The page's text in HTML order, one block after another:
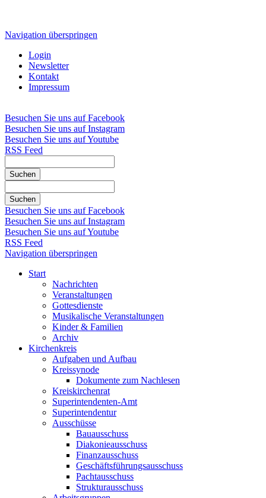
Navigation überspringen
Login
Newsletter
Kontakt
Impressum
Besuchen Sie uns auf Facebook
Besuchen Sie uns auf Instagram
Besuchen Sie uns auf Youtube
RSS Feed
Suchen
Suchen
Besuchen Sie uns auf Facebook
Besuchen Sie uns auf Instagram
Besuchen Sie uns auf Youtube
RSS Feed
Navigation überspringen
Start
Nachrichten
Veranstaltungen
Gottesdienste
Musikalische Veranstaltungen
Kinder & Familien
Archiv
Kirchenkreis
Aufgaben und Aufbau
Kreissynode
Dokumente zum Nachlesen
Kreiskirchenrat
Superintendenten-Amt
Superintendentur
Ausschüsse
Bauausschuss
Diakonieausschuss
Finanzausschuss
Geschäftsführungsausschuss
Pachtausschuss
Strukturausschuss